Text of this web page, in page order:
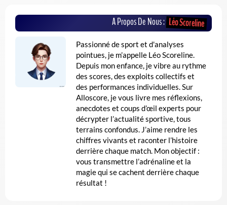
A Propos De Nous :Léo Scoreline
Passionné de sport et d'analyses
pointues, je m’appelle Léo Scoreline.
Depuis mon enfance, je vibre au rythme
des scores, des exploits collectifs et
des performances individuelles. Sur
Alloscore, je vous livre mes réflexions,
anecdotes et coups d’œil experts pour
décrypter l’actualité sportive, tous
terrains confondus. J’aime rendre les
chiffres vivants et raconter l’histoire
derrière chaque match. Mon objectif :
vous transmettre l’adrénaline et la
magie qui se cachent derrière chaque
résultat !